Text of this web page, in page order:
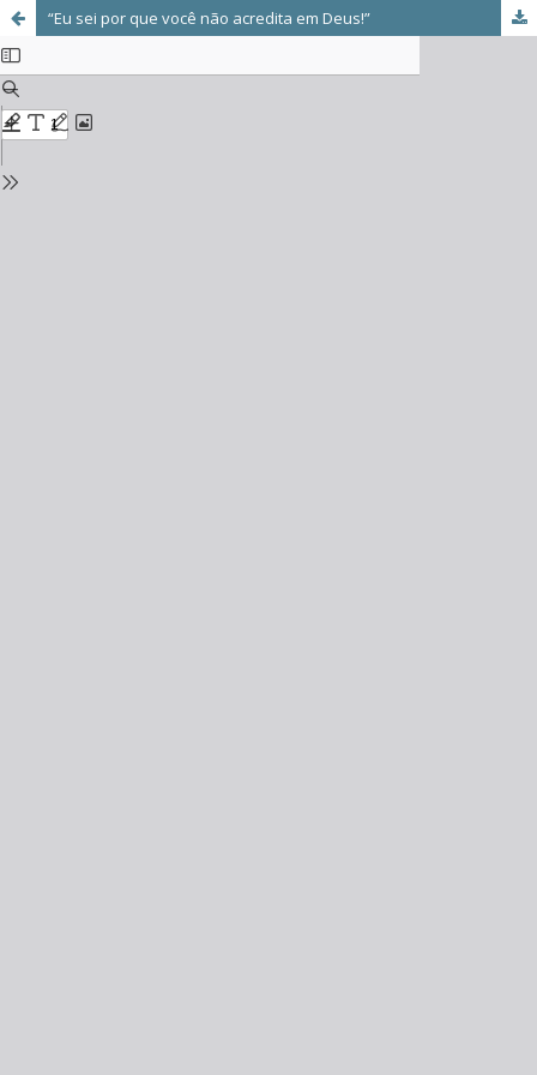
“Eu sei por que você não acredita em Deus!”